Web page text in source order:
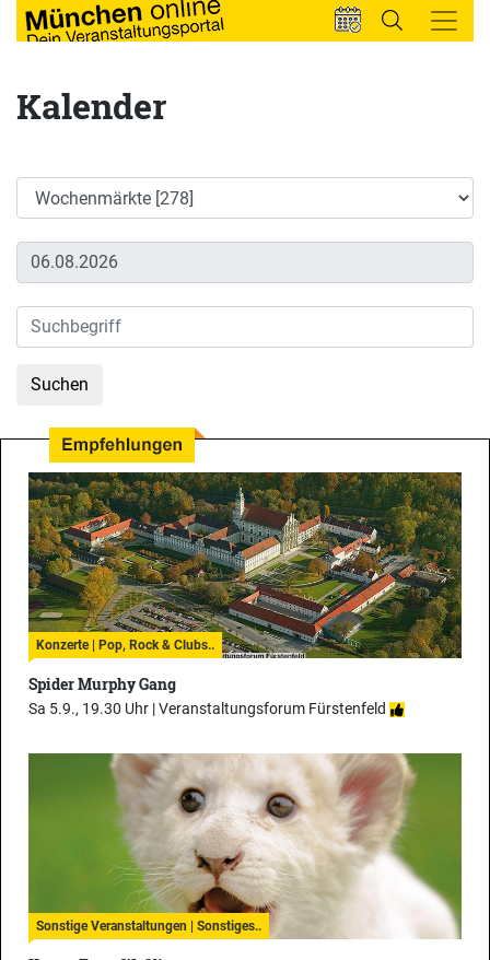
Kalender
Konzerte | Pop, Rock & Clubs..
Spider Murphy Gang
Sa 5.9., 19.30 Uhr |Veranstaltungsforum Fürstenfeld
Sonstige Veranstaltungen | Sonstiges..